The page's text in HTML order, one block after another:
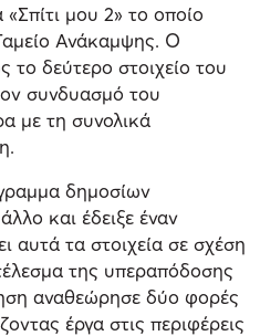
μου 2» το οποίο
Ανάκαμψης. Ο
δεύτερο στοιχείο του
συνδυασμό του
με τη συνολικά
δημοσίων
και έδειξε έναν
αυτά τα στοιχεία σε σχέση
της υπεραπόδοσης
αναθεώρησε δύο φορές
έργα στις περιφέρεις